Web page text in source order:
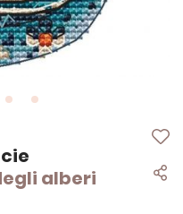
alberi